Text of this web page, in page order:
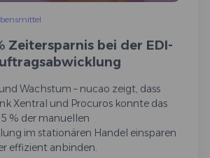
Zeitersparnis bei der EDI-
Wachstum – nucao zeigt, dass
Xentral und Procuros konnte das
% der manuellen
im stationären Handel einsparen
effizient anbinden.